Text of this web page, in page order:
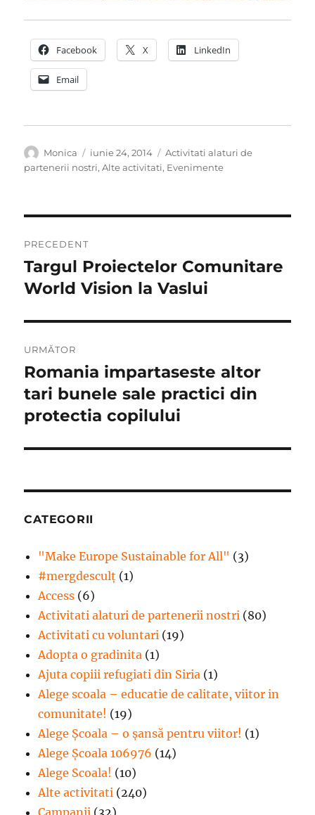
Facebook X LinkedIn
Email
Autor
Monica
Publicat
pe
iunie 24, 2014 Categorii
Activitati alaturi de
partenerii nostri,Alte activitati, Evenimente
în
articole
PRECEDENT
Articolul
anterior:
Targul Proiectelor Comunitare
World Vision la Vaslui
URMĂTOR
Articolul
următor:
Romania impartaseste altor
tari bunele sale practici din
protectia copilului
CATEGORII
"Make Europe Sustainable for All" (3)
#mergdesculţ (1)
Access (6)
Activitati alaturi de partenerii nostri (80)
Activitati cu voluntari (19)
Adopta o gradinita (1)
Ajuta copiii refugiati din Siria (1)
Alege scoala – educatie de calitate, viitor in
comunitate! (19)
Alege Şcoala – o şansă pentru viitor! (1)
Alege Școala 106976 (14)
Alege Scoala! (10)
Alte activitati (240)